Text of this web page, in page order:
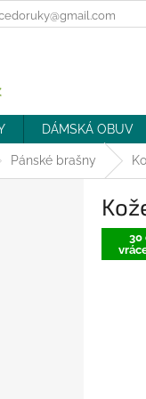
DÁMSKÁ OBUV
Pánské brašny
30